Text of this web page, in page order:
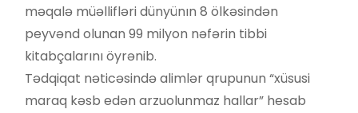
məqalə müəllifləri dünyünın 8 ölkəsindən
peyvənd olunan 99 milyon nəfərin tibbi
kitabçalarını öyrənib.
Tədqiqat nəticəsində alimlər qrupunun “xüsusi
maraq kəsb edən arzuolunmaz hallar” hesab